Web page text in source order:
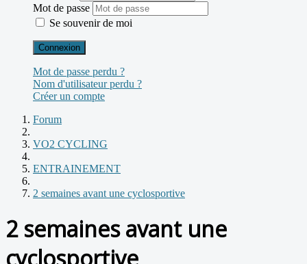
Mot de passe
Se souvenir de moi
Connexion
Mot de passe perdu ?
Nom d'utilisateur perdu ?
Créer un compte
Forum
VO2 CYCLING
ENTRAINEMENT
2 semaines avant une cyclosportive
2 semaines avant une